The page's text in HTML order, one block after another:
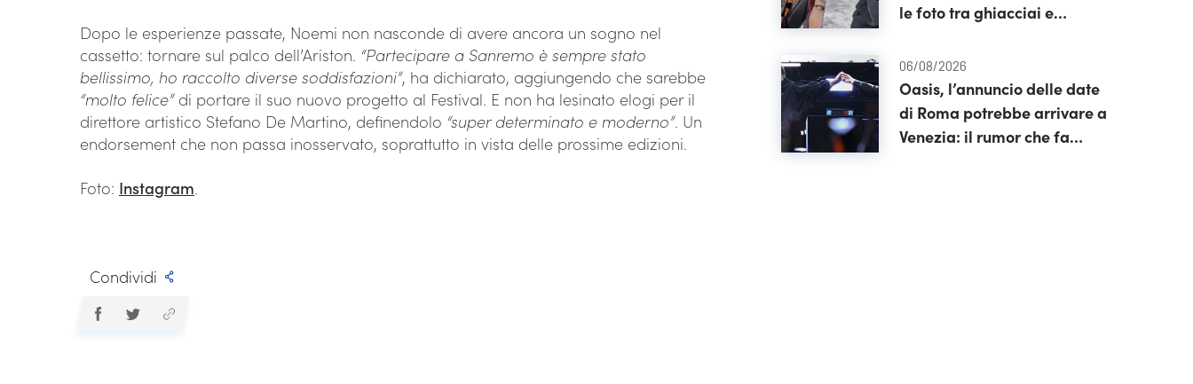
Dopo le esperienze passate, Noemi non nasconde di avere ancora un sogno nel
cassetto: tornare sul palco dell’Ariston. “Partecipare a Sanremo è sempre stato
bellissimo, ho raccolto diverse soddisfazioni”, ha dichiarato, aggiungendo che sarebbe
“molto felice”di portare il suo nuovo progetto al Festival. E non ha lesinato elogi per il
direttore artistico Stefano De Martino, definendolo “super determinato e moderno”. Un
endorsement che non passa inosservato, soprattutto in vista delle prossime edizioni.
Foto: Instagram.
Condividi
le foto tra ghiacciai e
06/08/2026
Oasis, l’annuncio delle date
di Roma potrebbe arrivare a
Venezia: il rumor che fa